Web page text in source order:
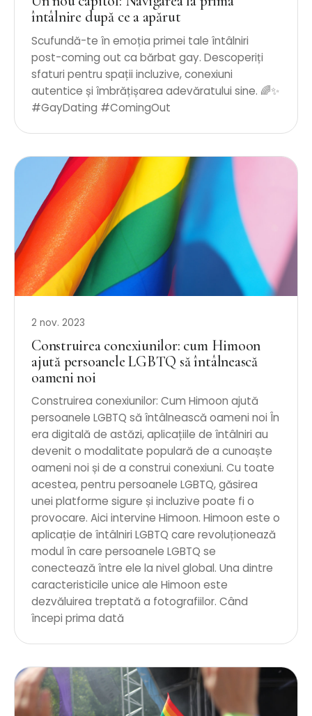
întâlnire după ce a apărut
Scufundă-te în emoția primei tale întâlniri
post-coming out ca bărbat gay. Descoperiți
sfaturi pentru spații incluzive, conexiuni
autentice și îmbrățișarea adevăratului sine. 🌈✨
#GayDating #ComingOut
2 nov. 2023
Construirea conexiunilor: cum Himoon
ajută persoanele LGBTQ să întâlnească
oameni noi
Construirea conexiunilor: Cum Himoon ajută
persoanele LGBTQ să întâlnească oameni noi În
era digitală de astăzi, aplicațiile de întâlniri au
devenit o modalitate populară de a cunoaște
oameni noi și de a construi conexiuni. Cu toate
acestea, pentru persoanele LGBTQ, găsirea
unei platforme sigure și incluzive poate fi o
provocare. Aici intervine Himoon. Himoon este o
aplicație de întâlniri LGBTQ care revoluționează
modul în care persoanele LGBTQ se
conectează între ele la nivel global. Una dintre
caracteristicile unice ale Himoon este
dezvăluirea treptată a fotografiilor. Când
începi prima dată